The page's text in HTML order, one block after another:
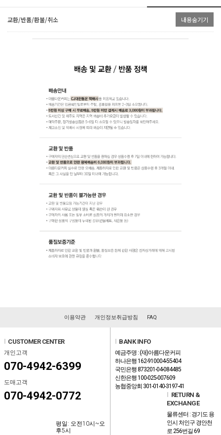
교환/반품/환불/취소 내용숨기기
이용약관 개인정보취급방침 FAQ
CUSTOMER CENTER
개인고객
070-4942-6399
도매고객
070-4942-0772
평일: 오전10시~오
후5시
BANK INFO
예금주명 : (재)아름다운커피
하나은행 162-910004-55404
국민은행 873201-04-084485
신한은행 100-025-007609
농협중앙회 301-0140-3197-41
RETURN &
EXCHANGE
물류센터 : 경기도 용
인시 처인구 경안천
로 256번길 69